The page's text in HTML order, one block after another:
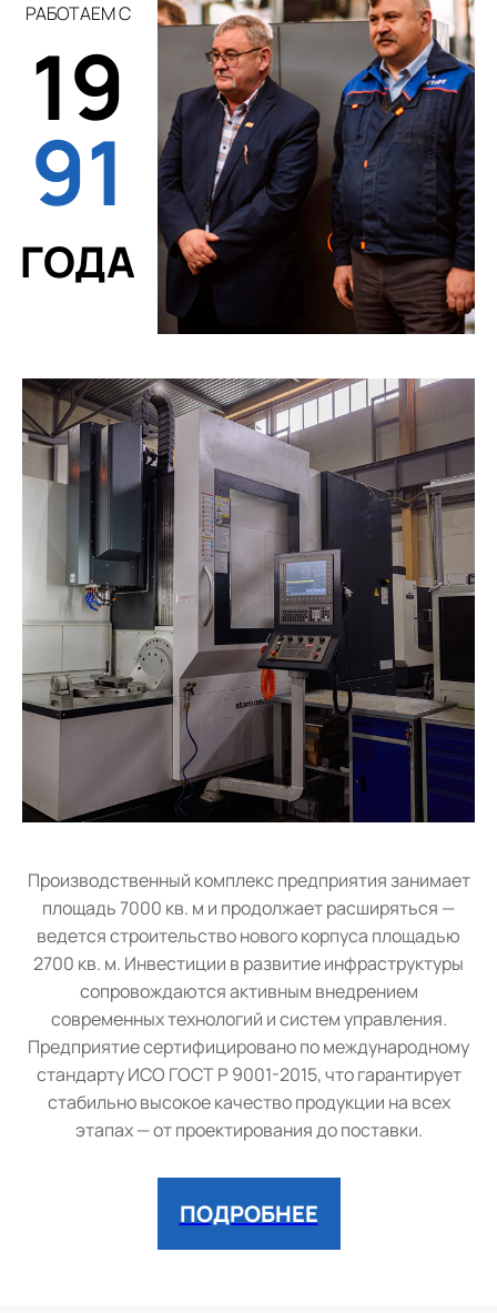
РАБОТАЕМ С
19
91
ГОДА
Производственный комплекс предприятия занимает
площадь 7000 кв. м и продолжает расширяться —
ведется строительство нового корпуса площадью
2700 кв. м. Инвестиции в развитие инфраструктуры
сопровождаются активным внедрением
современных технологий и систем управления.
Предприятие сертифицировано по международному
стандарту ИСО ГОСТ Р 9001-2015, что гарантирует
стабильно высокое качество продукции на всех
этапах — от проектирования до поставки.
ПОДРОБНЕЕ